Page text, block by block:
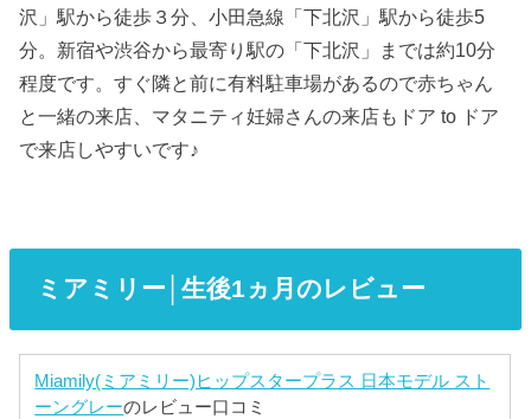
沢」駅から徒歩３分、小田急線「下北沢」駅から徒歩5
分。新宿や渋谷から最寄り駅の「下北沢」までは約10分
程度です。すぐ隣と前に有料駐車場があるので赤ちゃん
と一緒の来店、マタニティ妊婦さんの来店もドア to ドア
で来店しやすいです♪
ミアミリー│生後1ヵ月のレビュー
Miamily(ミアミリー)ヒップスタープラス 日本モデル スト
ーングレーのレビュー口コミ